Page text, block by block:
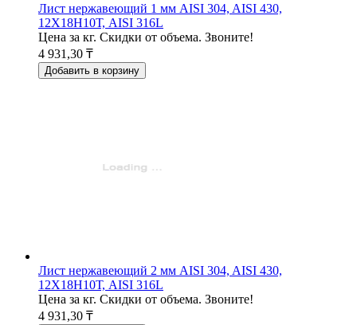
Лист нержавеющий 1 мм AISI 304, AISI 430,
12Х18Н10Т, AISI 316L
Цена за кг. Скидки от объема. Звоните!
4 931,30 ₸
Добавить в корзину
Лист нержавеющий 2 мм AISI 304, AISI 430,
12Х18Н10Т, AISI 316L
Цена за кг. Скидки от объема. Звоните!
4 931,30 ₸